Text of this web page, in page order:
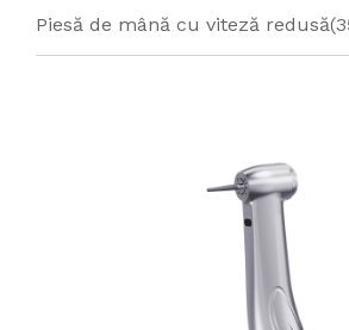
protects hearing and alleviates
Piesă de mână cu viteză redusă